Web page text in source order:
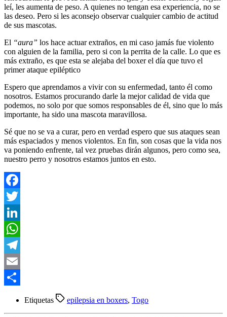
leí, les aumenta de peso. A quienes no tengan esa experiencia, no se
las deseo. Pero si les aconsejo observar cualquier cambio de actitud
de sus mascotas.
El “aura” los hace actuar extraños, en mi caso jamás fue violento
con alguien de la familia, pero si con la perrita de la calle. Lo que es
más extraño, es que esta se alejaba del boxer el día que tuvo el
primer ataque epiléptico
Espero que aprendamos a vivir con su enfermedad, tanto él como
nosotros. Estamos procurando darle la mejor calidad de vida que
podemos, no solo por que somos responsables de él, sino que lo más
importante, ha sido una mascota maravillosa.
Sé que no se va a curar, pero en verdad espero que sus ataques sean
más espaciados y menos violentos. En fin, son cosas que la vida nos
va poniendo enfrente, tal vez pruebas dirán algunos, pero como sea,
nuestro perro y nosotros estamos juntos en esto.
Facebook
Twitter
LinkedIn
WhatsApp
Telegram
Email
Etiquetas epilepsia en boxers, Togo